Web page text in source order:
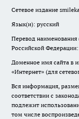
Сетевое издание
Язык(и): русский
Перевод наименования
Российской
Доменное имя сайта в
«Интернет» (для
Вся информация,
соответствии с
подлежит
том числе